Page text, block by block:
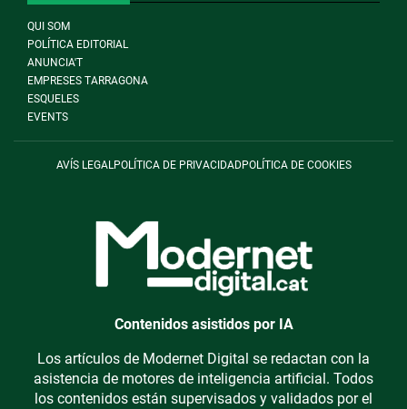
QUI SOM
POLÍTICA EDITORIAL
ANUNCIA'T
EMPRESES TARRAGONA
ESQUELES
EVENTS
AVÍS LEGALPOLÍTICA DE PRIVACIDADPOLÍTICA DE COOKIES
Contenidos asistidos por IA
Los artículos de Modernet Digital se redactan con la
asistencia de motores de inteligencia artificial. Todos
los contenidos están supervisados y validados por el